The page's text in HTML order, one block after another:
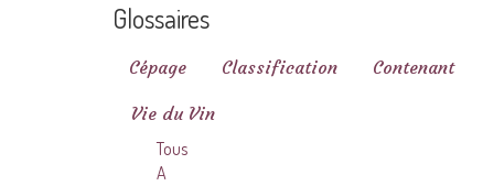
Glossaires
Cépage Classification Contenant
Vie du Vin
Tous
A